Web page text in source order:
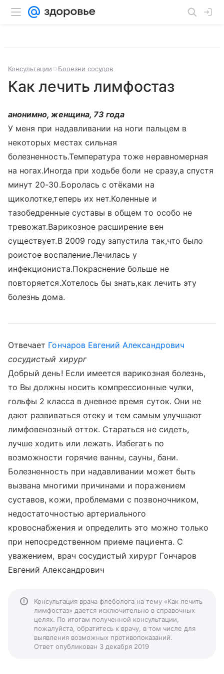
Консультации Болезни сосудов
Как лечить лимфостаз
анонимно, женщина, 73 года
У меня при надавливании на ноги пальцем в
некоторых местах сильная
болезненность.Температура тоже неравномерная
на ногах.Иногда при ходьбе боли не сразу,а спустя
минут 20-30.Боролась с отёками на
щиколотке,теперь их нет.Коленные и
тазобедренные суставы в общем то особо не
тревожат.Варикозное расширение вен
существует.В 2009 году запустила так,что было
роистое воспаление.Лечилась у
инфекциониста.Покраснение больше не
повторяется.Хотелось бы знать,как лечить эту
болезнь дома.
Отвечает Гончаров Евгений Александрович
сосудистый хирург
Добрый день! Если имеется варикозная болезнь,
то Вы должны носить компрессионные чулки,
гольфы 2 класса в дневное время суток. Они не
дают развиваться отеку и тем самым улучшают
лимфовенозный отток. Стараться не сидеть,
лучше ходить или лежать. Избегать по
возможности горячие ванны, сауны, бани.
Болезненность при надавливании может быть
вызвана многими причинами и поражением
суставов, кожи, проблемами с позвоночником,
недостаточностью артериального
кровоснабжения и определить это можно только
при непосредственном приеме пациента. С
уважением, врач сосудистый хирург Гончаров
Евгений Александрович
Консультация врача флеболога на тему «Как лечить
лимфостаз» дается исключительно в справочных
целях. По итогам полученной консультации,
пожалуйста, обратитесь к врачу, в том числе для
выявления возможных противопоказаний.
Ответ опубликован 3 декабря 2019